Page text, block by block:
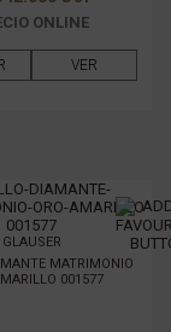
ONLINE
VER
GLAUSER
MATRIMONIO
001577